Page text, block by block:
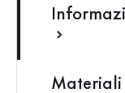
Materiali